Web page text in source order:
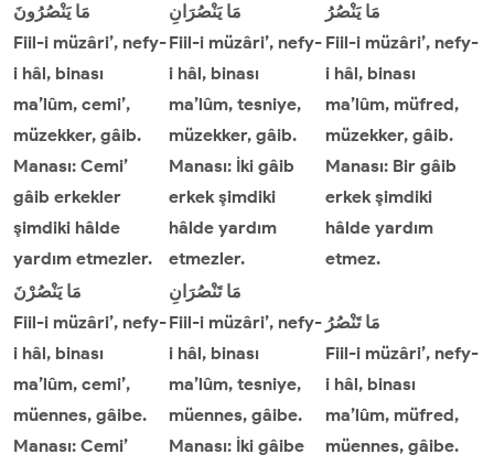
مَا يَنْصُرُونَ
Fiil-i müzâri’, nefy-
i hâl, binası
ma’lûm, cemi’,
müzekker, gâib.
Manası: Cemi’
gâib erkekler
şimdiki hâlde
yardım etmezler.
مَا يَنْصُرَانِ
Fiil-i müzâri’, nefy-
i hâl, binası
ma’lûm, tesniye,
müzekker, gâib.
Manası: İki gâib
erkek şimdiki
hâlde yardım
etmezler.
مَا يَنْصُرُ
Fiil-i müzâri’, nefy-
i hâl, binası
ma’lûm, müfred,
müzekker, gâib.
Manası: Bir gâib
erkek şimdiki
hâlde yardım
etmez.
مَا يَنْصُرْنَ
Fiil-i müzâri’, nefy-
i hâl, binası
ma’lûm, cemi’,
müennes, gâibe.
Manası: Cemi’
مَا تَنْصُرَانِ
Fiil-i müzâri’, nefy-
i hâl, binası
ma’lûm, tesniye,
müennes, gâibe.
Manası: İki gâibe
مَا تَنْصُرُ
Fiil-i müzâri’, nefy-
i hâl, binası
ma’lûm, müfred,
müennes, gâibe.